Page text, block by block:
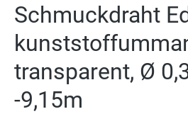
Schmuckdraht
transparent, Ø
-9,15m